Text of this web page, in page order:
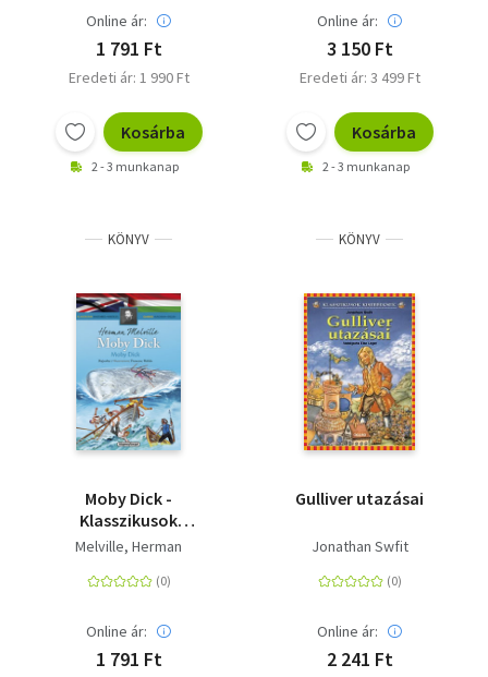
Online ár:
1 791 Ft
Eredeti ár: 1 990 Ft
Kosárba
2 - 3 munkanap
Online ár:
3 150 Ft
Eredeti ár: 3 499 Ft
Kosárba
2 - 3 munkanap
KÖNYV
Moby Dick -
Klasszikusok
magyarul-angolul
Melville, Herman
Online ár:
1 791 Ft
KÖNYV
Gulliver utazásai
Jonathan Swfit
Online ár:
2 241 Ft